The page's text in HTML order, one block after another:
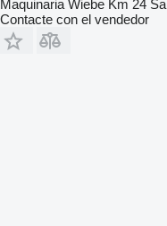
Maquinaria Wiebe Km 24 Sa
Contacte con el vendedor